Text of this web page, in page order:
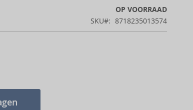
OP VOORRAAD
SKU
8718235013574